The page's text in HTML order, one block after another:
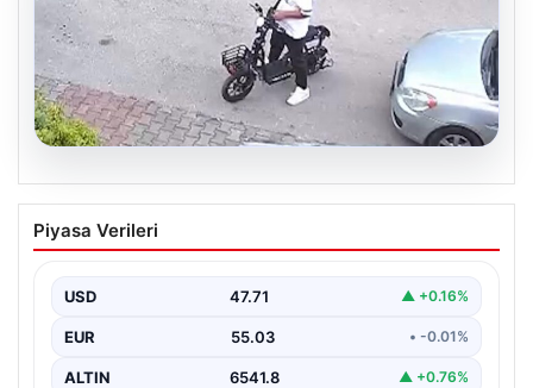
Bolu’da Vahşet: Yavru Kediye İşlenen
İğrenç Olay Kameralara Yansıdı
günlerde meydana gelen korkutucu olay, bölgedeki
sakinleri derinden sarstı. Elektrikli…
Piyasa Verileri
USD 47.71 ▲ +0.16%
EUR 55.03 • -0.01%
ALTIN 6541.8 ▲ +0.76%